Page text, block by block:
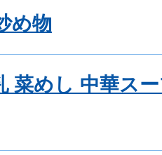
め物
菜めし 中華ス